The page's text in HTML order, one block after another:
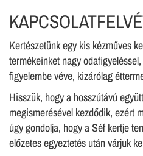
Kertészetünk egy kis kézműves
termékeinket nagy
figyelembe véve, kizárólag
Hisszük, hogy a hosszútávú
megismerésével kezdődik, ezért
úgy gondolja, hogy a Séf kertje
előzetes egyeztetés után várjuk